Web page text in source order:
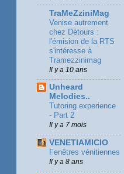
TraMeZziniMag
Venise autrement
chez Détours :
l'émision de la RTS
s'intéresse à
Tramezzinimag
Il y a 10 ans
Unheard
Melodies..
Tutoring experience
- Part 2
Il y a 7 mois
VENETIAMICIO
Fenêtres vénitiennes
Il y a 8 ans